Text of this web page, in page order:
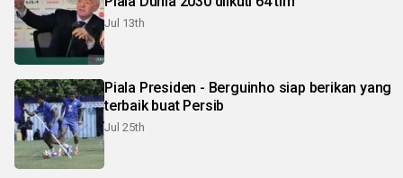
Jul 13th
Piala Presiden - Berguinho siap berikan yang
terbaik buat Persib
Jul 25th